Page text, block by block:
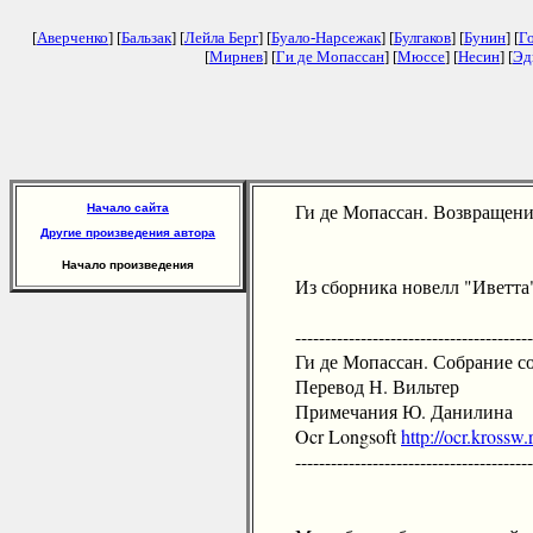
[Аверченко] [Бальзак] [Лейла Берг] [Буало-Нарсежак] [Булгаков] [Бунин] [
[Мирнев] [Ги де Мопассан] [Мюссе] [Несин] [
Начало сайта
Другие произведения автора
Начало произведения
Ги де Мопассан.
Из сборника новелл
Ги де Мопассан. Собрание
Перевод Н. Вильтер
Примечания Ю. Данилина
Ocr Longsofthttp://